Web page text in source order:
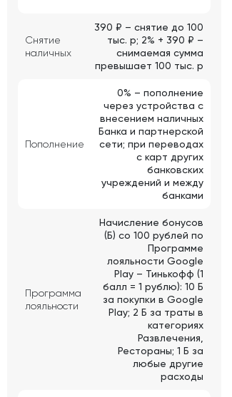
Снятие
наличных
390 ₽ – снятие до 100
тыс. р; 2% + 390 ₽ –
снимаемая сумма
превышает 100 тыс. р
Пополнение
0% – пополнение
через устройства с
внесением наличных
Банка и партнерской
сети; при переводах
с карт других
банковских
учреждений и между
банками
Программа
лояльности
Начисление бонусов
(Б) со 100 рублей по
Программе
лояльности Google
Play – Тинькофф (1
балл = 1 рублю): 10 Б
за покупки в Google
Play; 2 Б за траты в
категориях
Развлечения,
Рестораны; 1 Б за
любые другие
расходы